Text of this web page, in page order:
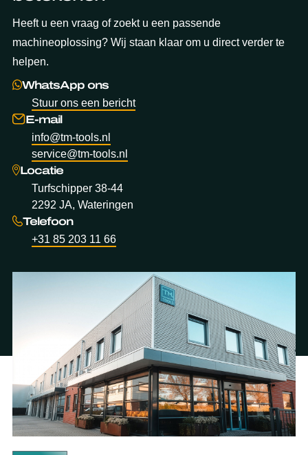
Heeft u een vraag of zoekt u een passende
machineoplossing? Wij staan klaar om u direct verder te
helpen.
WhatsApp ons
Stuur ons een bericht
E-mail
info@tm-tools.nl
service@tm-tools.nl
Locatie
Turfschipper 38-44
2292 JA, Wateringen
Telefoon
+31 85 203 11 66